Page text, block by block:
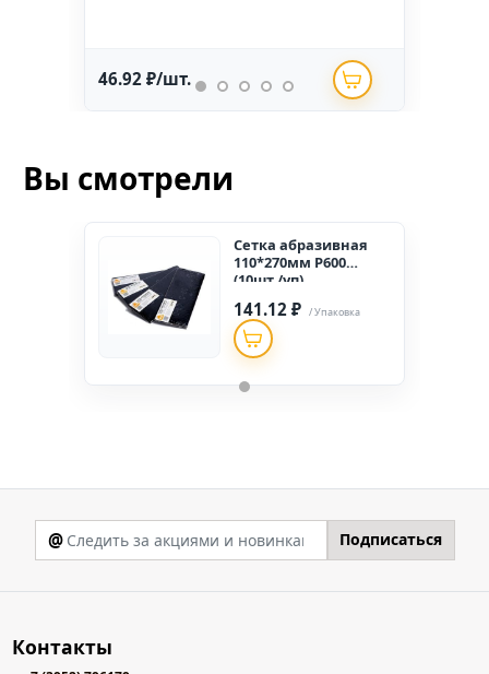
46.92 ₽/шт.
Вы смотрели
Сетка абразивная
110*270мм Р600
(10шт./уп)
141.12 ₽ / Упаковка
@ Подписаться
Контакты